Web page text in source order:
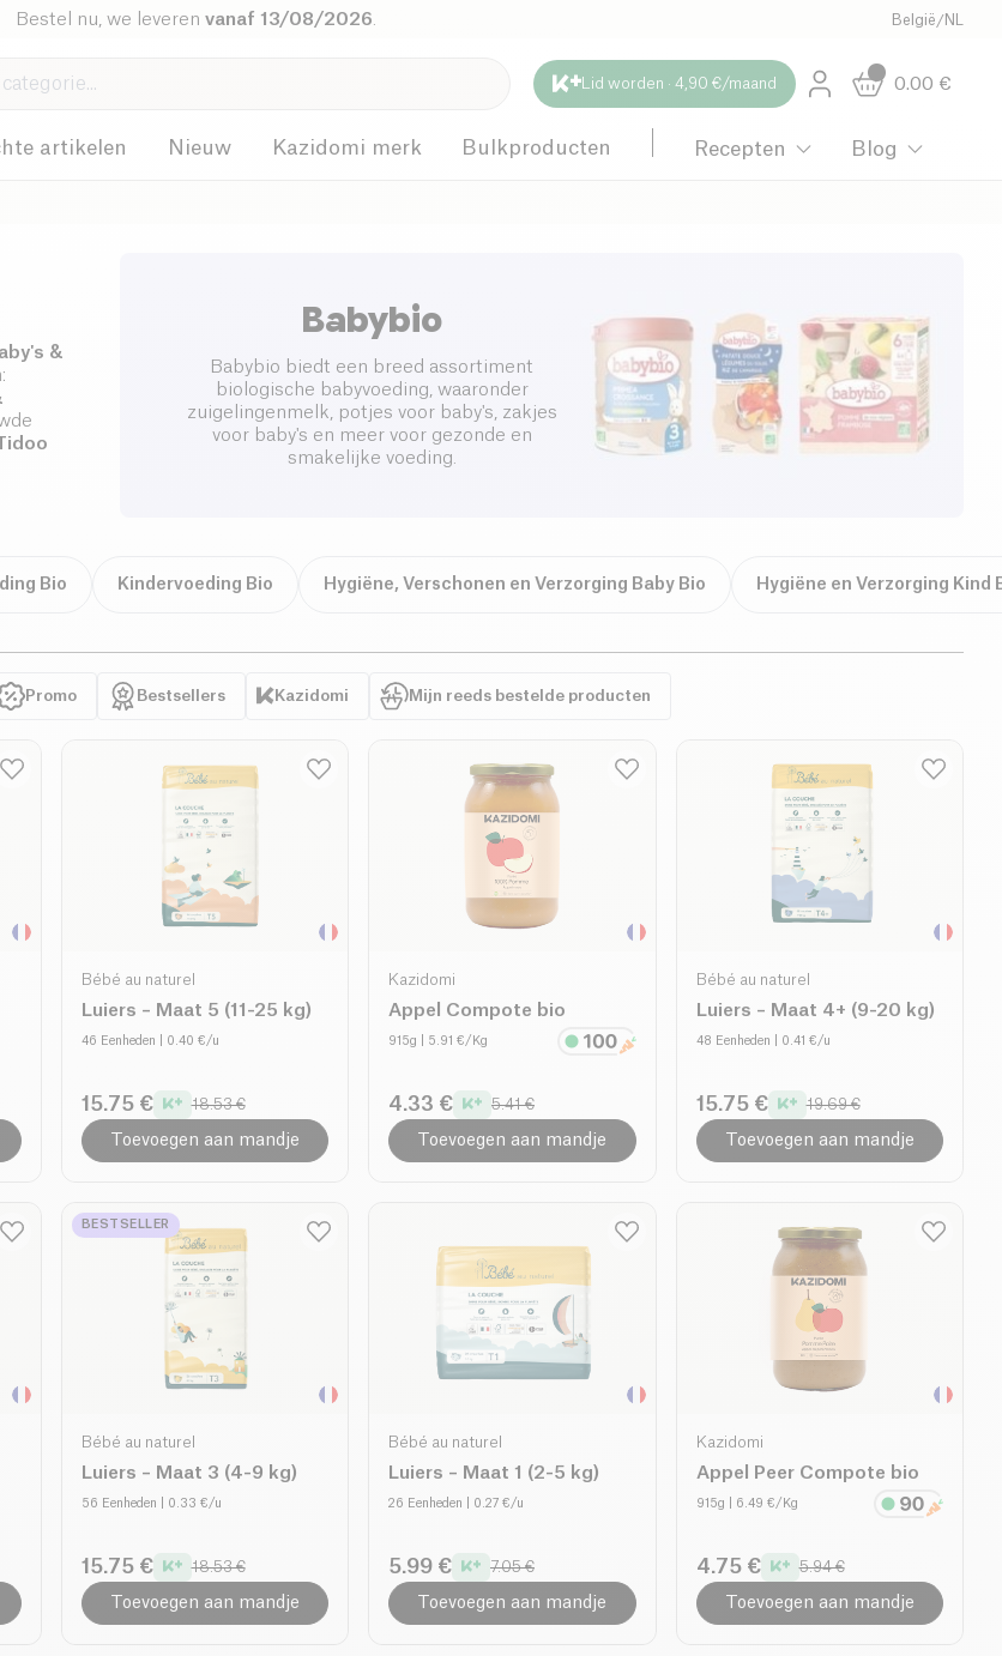
Bestel nu, we leverenvanaf 13/08/2026 België /NL
Lid worden · 4,90 €/maand 0.00 €
artikelen Nieuw Kazidomi merk Bulkproducten Recepten Blog
&
Babybio
Babybio biedt een breed assortiment
biologische babyvoeding, waaronder
zuigelingenmelk, potjes voor baby's, zakjes
voor baby's en meer voor gezonde en
smakelijke voeding.
Bio Kindervoeding Bio Hygiëne, Verschonen en Verzorging Baby Bio Hygiëne en Verzorging Kind
Promo Bestsellers Kazidomi Mijn reeds bestelde producten
Bébé au naturel
Luiers – Maat 5 (11-25 kg)
46 Eenheden | 0.40 €/u
15.75 € 18.53 €
Toevoegen aan mandje
Kazidomi
Appel Compote bio
915g | 5.91 €/Kg
4.33 € 5.41 €
Toevoegen aan mandje
Bébé au naturel
Luiers – Maat 4+ (9-20 kg)
48 Eenheden | 0.41 €/u
15.75 € 19.69 €
Toevoegen aan mandje
BESTSELLER
Bébé au naturel
Luiers – Maat 3 (4-9 kg)
56 Eenheden | 0.33 €/u
15.75 € 18.53 €
Toevoegen aan mandje
Bébé au naturel
Luiers – Maat 1 (2-5 kg)
26 Eenheden | 0.27 €/u
5.99 € 7.05 €
Toevoegen aan mandje
Kazidomi
Appel Peer Compote bio
915g | 6.49 €/Kg
4.75 € 5.94 €
Toevoegen aan mandje